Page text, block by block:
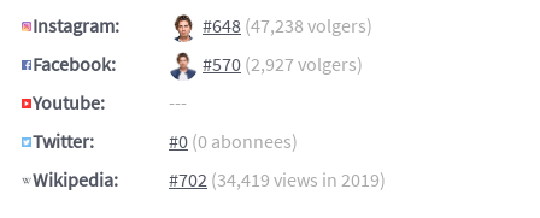
Instagram:
#648 (47,238 volgers)
Facebook:
#570 (2,927 volgers)
Youtube:
---
Twitter:
#0 (0 abonnees)
Wikipedia:
#702 (34,419 views in 2019)